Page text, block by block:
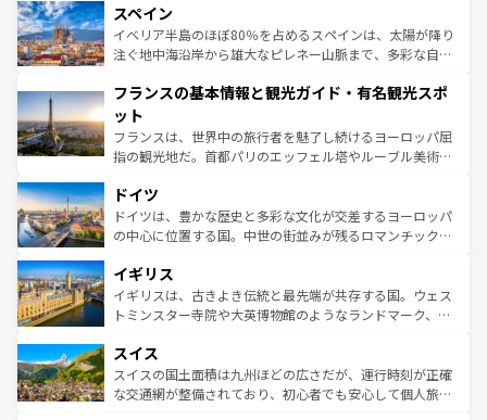
ろん、トスカーナの美しい田園風景やアマルフィ海岸の絶
景など、自然景観も見逃せない。観光の合間には、本場の
ピザやパスタなど、絶品のイタリア料理を堪能することも
ませてくれるイタリアで、忘れられない旅をしてみよう！
なお、新着のイタリア情報は
しい。
スペイン
イベリア半島のほぼ80％を占めるスペインは、太陽が降り
注ぐ地中海沿岸から雄大なピレネー山脈まで、多彩な自然
文化が根付くこの国では、情熱的なフラメンコ、熱気あふ
れる闘牛、そして美味しいタパスが生活の一部となってい
る。首都マドリードの洗練された雰囲気や、バルセロナの
アートに溢れた街角から、地方では古代ローマ遺跡や中世
せる。地方によって風土や気候が異なるスペインはその個
性で訪れる人を魅了する。 なお、新着のスペイン情報は コ
ンテンツ一覧を参照してほしい。
フランスの基本情報と観光ガイド・有名観光スポ
ット
フランスは、世界中の旅行者を魅了し続けるヨーロッパ屈
指の観光地だ。首都パリのエッフェル塔やルーブル美術館
で、幅広い魅力が詰まっている。華麗な宮殿、歴史的な大
聖堂、美しいビーチ、そして豊かな自然が、訪れる者を心
から魅了する。また、フランスは美食の国としても知ら
いる。シャンパンの発祥地であるランス、プロヴァンスの
香り高いラベンダー畑など、多彩な楽しみ方が可能だ。さ
らに、パリ以外の地域にも魅力が溢れており、どの街角に
れる地方に足を運ぶとそれぞれで全く異なる文化を体験で
きるだろう。 なお、新着のフランス情報はコンテンツ一覧
を参照してほしい。
ドイツ
ドイツは、豊かな歴史と多彩な文化が交差するヨーロッパ
の中心に位置する国。中世の街並みが残るロマンチック街
顔を持つこの国は、どこを歩いても飽きることがない。ベ
ルリンの文化的活気、バイエルン州のアルプスの絶景、そ
してライン川沿いのワイン畑といった風景は必見。ビール
は、お酒好きな人にはぜひ体験してほしい。 なお、新着の
ドイツ情報はコンテンツ一覧を参照してほしい。
イギリス
イギリスは、古きよき伝統と最先端が共存する国。ウェス
トミンスター寺院や大英博物館のようなランドマーク、歴
リアごとに異なる魅力がある。また、優雅なアフタヌーン
ティー、ビール好きにはたまらない英国パブ、サッカー観
戦など、本場だからこそできる体験も豊富。イギリスを旅
スイス
スイスの国土面積は九州ほどの広さだが、運行時刻が正確
な交通網が整備されており、初心者でも安心して個人旅行